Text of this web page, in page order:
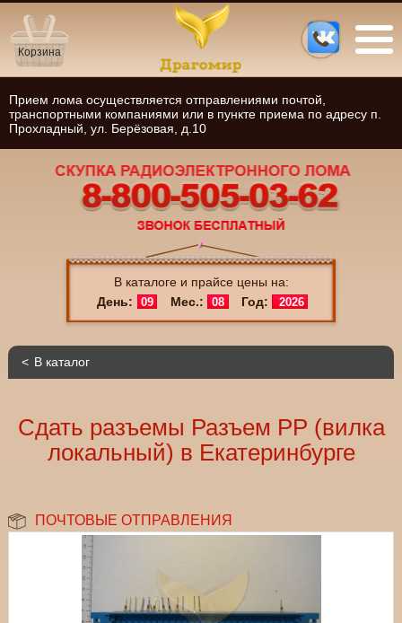
В каталоге и прайсе цены на:
День:
09 Мес.: 08 Год: 2026
Корзина
Прием лома осуществляется отправлениями почтой,
транспортными компаниями или в пункте приема по адресу п.
Прохладный, ул. Берёзовая, д.10
В каталог
Сдать разъемы Разъем РР (вилка
локальный) в Екатеринбурге
ПОЧТОВЫЕ ОТПРАВЛЕНИЯ